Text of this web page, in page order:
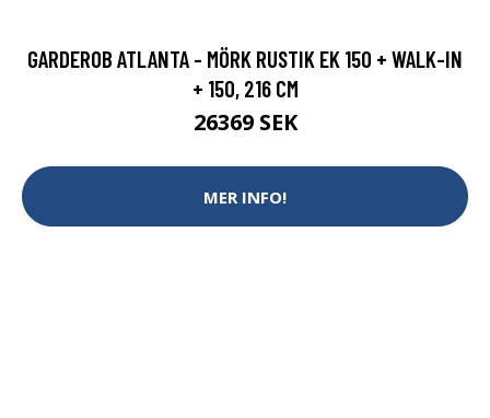
GARDEROB ATLANTA - MÖRK RUSTIK EK 150 + WALK-IN
+ 150, 216 CM
26369 SEK
MER INFO!